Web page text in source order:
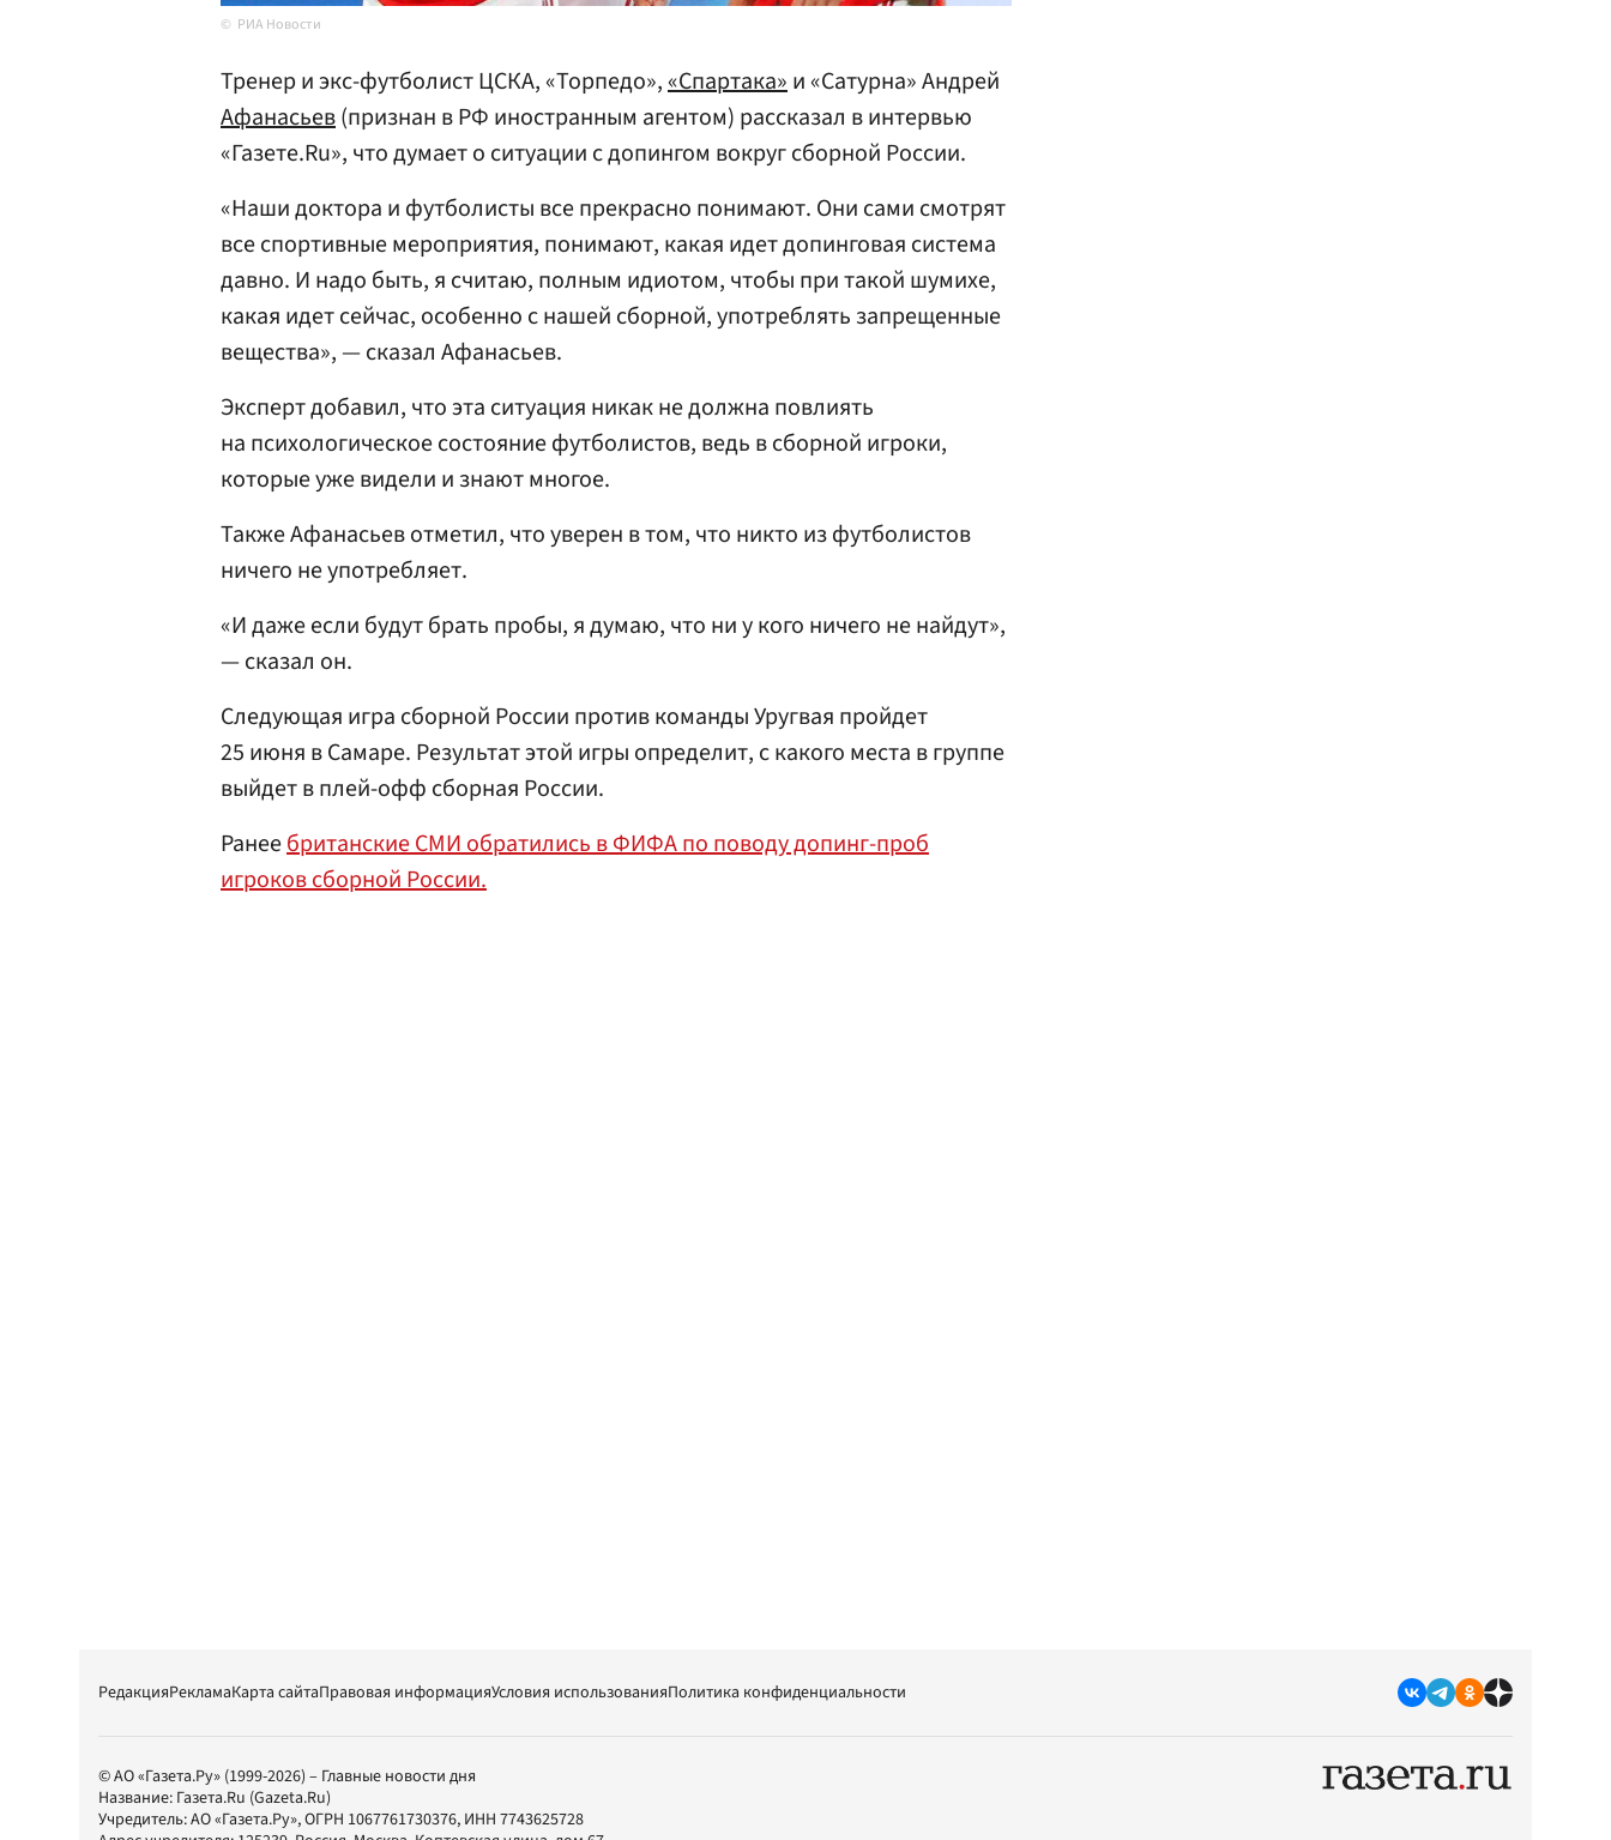
РИА Новости
Тренер и экс-футболист ЦСКА, «Торпедо»,«Спартака»и «Сатурна» Андрей
Афанасьев(признан в РФ иностранным агентом) рассказал в интервью
«Газете.Ru», что думает о ситуации с допингом вокруг сборной России.
«Наши доктора и футболисты все прекрасно понимают. Они сами смотрят
все спортивные мероприятия, понимают, какая идет допинговая система
давно. И надо быть, я считаю, полным идиотом, чтобы при такой шумихе,
какая идет сейчас, особенно с нашей сборной, употреблять запрещенные
вещества», — сказал Афанасьев.
Эксперт добавил, что эта ситуация никак не должна повлиять
на психологическое состояние футболистов, ведь в сборной игроки,
которые уже видели и знают многое.
Также Афанасьев отметил, что уверен в том, что никто из футболистов
ничего не употребляет.
«И даже если будут брать пробы, я думаю, что ни у кого ничего не найдут»,
— сказал он.
Следующая игра сборной России против команды Уругвая пройдет
25 июня в Самаре. Результат этой игры определит, с какого места в группе
выйдет в плей-офф сборная России.
Ранеебританские СМИ обратились в ФИФА по поводу допинг-проб
игроков сборной России.
РедакцияРекламаКарта сайтаПравовая информацияУсловия использованияПолитика конфиденциальности
© АО «Газета.Ру» (1999-2026) – Главные новости дня
Название: Газета.Ru (Gazeta.Ru)
Учредитель:АО «Газета.Ру», ОГРН 1067761730376, ИНН 7743625728